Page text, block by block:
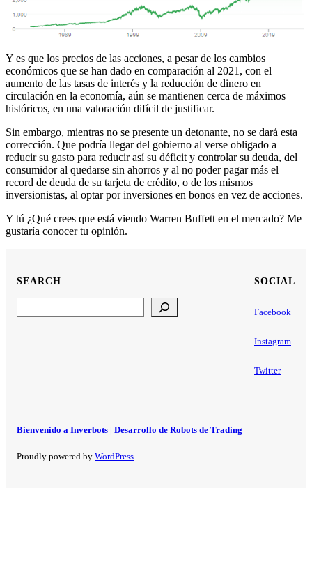
Y es que los precios de las acciones, a pesar de los cambios
económicos que se han dado en comparación al 2021, con el
aumento de las tasas de interés y la reducción de dinero en
circulación en la economía, aún se mantienen cerca de máximos
históricos, en una valoración difícil de justificar.
Sin embargo, mientras no se presente un detonante, no se dará esta
corrección. Que podría llegar del gobierno al verse obligado a
reducir su gasto para reducir así su déficit y controlar su deuda, del
consumidor al quedarse sin ahorros y al no poder pagar más el
record de deuda de su tarjeta de crédito, o de los mismos
inversionistas, al optar por inversiones en bonos en vez de acciones.
Y tú ¿Qué crees que está viendo Warren Buffett en el mercado? Me
gustaría conocer tu opinión.
SEARCH SOCIAL
Facebook
Instagram
Twitter
Bienvenido a Inverbots | Desarrollo de Robots de Trading
Proudly powered by WordPress